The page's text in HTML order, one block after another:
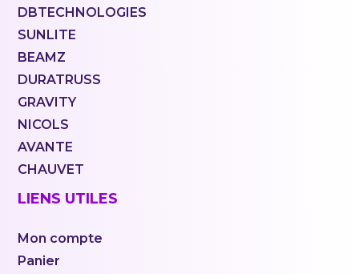
DBTECHNOLOGIES
SUNLITE
BEAMZ
DURATRUSS
GRAVITY
NICOLS
AVANTE
CHAUVET
LIENS UTILES
Mon compte
Panier